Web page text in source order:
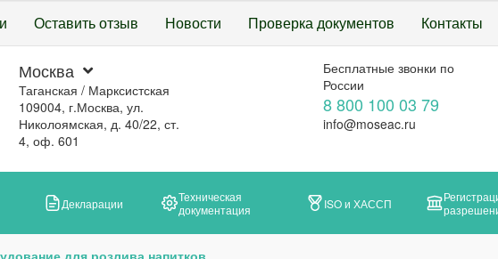
Оставить отзыв Новости Проверка документов Контакты
Москва
Таганская / Марксистская
109004, г.Москва, ул.
Николоямская, д. 40/22, ст.
4, оф. 601
Бесплатные звонки по
России
8 800 100 03 79
info@moseac.ru
Декларации
Техническая
документация
ISO и ХАССП
для розлива напитков